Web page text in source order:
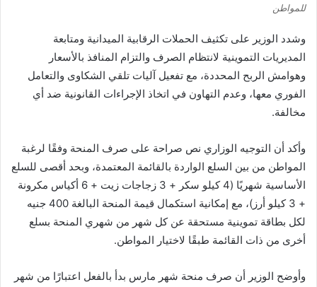
للمواطن
وشدد الوزير على تكثيف الحملات الرقابية الميدانية ومتابعة
المديريات التموينية لانتظام الصرف والتزام المنافذ بالأسعار
وهوامش الربح المحددة، مع تفعيل آليات تلقي الشكاوى والتعامل
الفوري معها، وعدم التهاون في اتخاذ الإجراءات القانونية ضد أي
مخالفة.
وأكد أن التوجيه الوزاري نص صراحة على صرف المنحة وفقًا لرغبة
المواطن من بين السلع الواردة بالقائمة المعتمدة، وبحد أقصى للسلع
الأساسية شهريًا (4 كيلو سكر + 3 زجاجات زيت + 6 أكياس مكرونة
+ 3 كيلو أرز)، مع إمكانية استكمال قيمة المنحة البالغة 400 جنيه
لكل بطاقة تموينية مستحقة عن كل شهر من شهري المنحة بسلع
أخرى من ذات القائمة طبقًا لاختيار المواطن.
وأوضح الوزير أن صرف منحة شهر مارس بدأ بالفعل اعتبارًا من شهر